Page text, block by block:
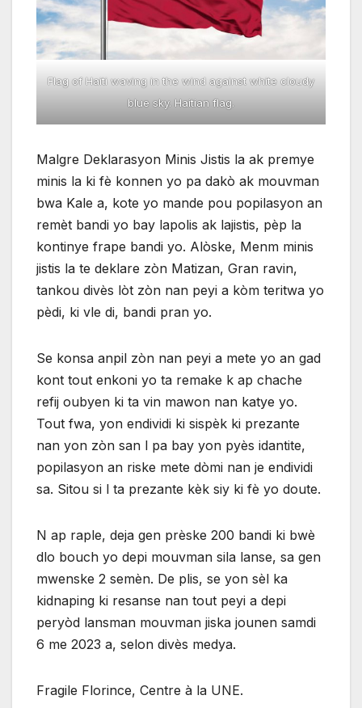
Flag of Haiti waving in the wind against white cloudy
blue sky. Haitian flag.
Malgre Deklarasyon Minis Jistis la ak premye
minis la ki fè konnen yo pa dakò ak mouvman
bwa Kale a, kote yo mande pou popilasyon an
remèt bandi yo bay lapolis ak lajistis, pèp la
kontinye frape bandi yo. Alòske, Menm minis
jistis la te deklare zòn Matizan, Gran ravin,
tankou divès lòt zòn nan peyi a kòm teritwa yo
pèdi, ki vle di, bandi pran yo.
Se konsa anpil zòn nan peyi a mete yo an gad
kont tout enkoni yo ta remake k ap chache
refij oubyen ki ta vin mawon nan katye yo.
Tout fwa, yon endividi ki sispèk ki prezante
nan yon zòn san l pa bay yon pyès idantite,
popilasyon an riske mete dòmi nan je endividi
sa. Sitou si l ta prezante kèk siy ki fè yo doute.
N ap raple, deja gen prèske 200 bandi ki bwè
dlo bouch yo depi mouvman sila lanse, sa gen
mwenske 2 semèn. De plis, se yon sèl ka
kidnaping ki resanse nan tout peyi a depi
peryòd lansman mouvman jiska jounen samdi
6 me 2023 a, selon divès medya.
Fragile Florince, Centre à la UNE.